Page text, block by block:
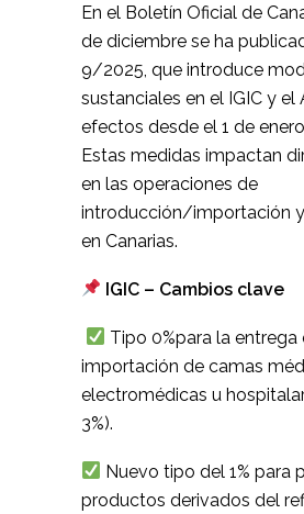
En el Boletín Oficial de
de diciembre se ha
9/2025, que introduce
sustanciales en el IGIC y el
efectos desde el 1 de
Estas medidas impactan
en las operaciones de
introducción/importación
en Canarias.
IGIC – Cambios clave
Tipo 0%para la entrega
importación de camas
electromédicas u
3%).
Nuevo tipo del 1% para
productos derivados del